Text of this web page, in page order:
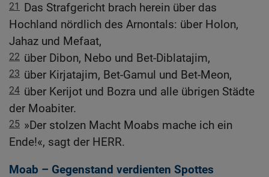
21
Das Strafgericht brach herein über das
Hochland nördlich des Arnontals: über Holon,
Jahaz und Mefaat,
22 über Dibon, Nebo und Bet-Diblatajim,
23 über Kirjatajim, Bet-Gamul und Bet-Meon,
24 über Kerijot und Bozra und alle übrigen Städte
der Moabiter.
25 »Der stolzen Macht Moabs mache ich ein
Ende!«, sagt der HERR.
Moab – Gegenstand verdienten Spottes